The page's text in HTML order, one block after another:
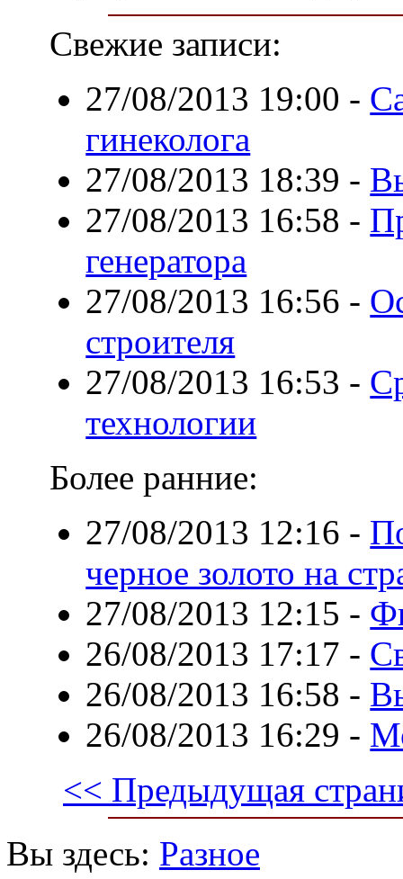
Свежие записи:
27/08/2013 19:00 -
гинеколога
27/08/2013 18:39 -
27/08/2013 16:58 -
генератора
27/08/2013 16:56 -
строителя
27/08/2013 16:53 -
технологии
Более ранние:
27/08/2013 12:16 -
черное золото на
27/08/2013 12:15 -
26/08/2013 17:17 -
26/08/2013 16:58 -
26/08/2013 16:29 -
<< Предыдущая
Вы здесь: Разное